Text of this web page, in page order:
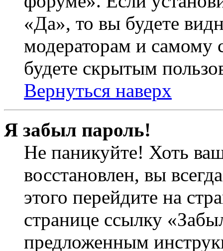
«Да», то вы будете
модераторам и самому
будете скрытым
Вернуться наверх
Я забыл пароль!
Не паникуйте! Хоть
восстановлен, вы
этого перейдите на
странице ссылку
предложенным